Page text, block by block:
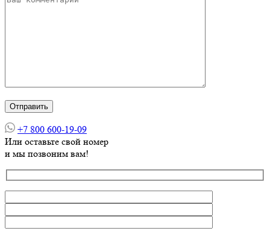
+7 800 600-19-09
Или оставьте свой номер
и мы позвоним вам!